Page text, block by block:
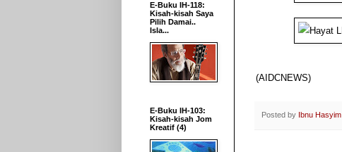
(AIDCNEWS)
Posted by Ibnu Hasyim
E-Buku IH-118:
Kisah-kisah Saya
Pilih Damai..
Isla...
E-Buku IH-103:
Kisah-kisah Jom
Kreatif (4)